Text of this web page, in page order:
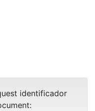
identificador